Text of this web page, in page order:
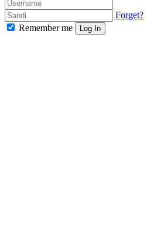
Forget?
Remember me
Log In